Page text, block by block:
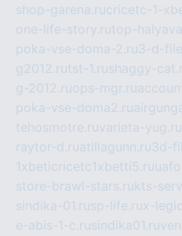
shop-garena.rucricetc-1-
one-life-story.rutop-
poka-vse-doma-2.ru3-d-
g2012.rutst-1.rushaggy-
g-2012.ruops-mgr.ru
poka-vse-doma2.ru
tehosmotre.ruvarieta-yug.ru
raytor-d.ruatillagunn.ru3d-
1xbeticricetc1xbetti5.ru
store-brawl-stars.rukts-
sindika-01.rusp-life.rux-
e-abis-1-c.rusindika01.ru